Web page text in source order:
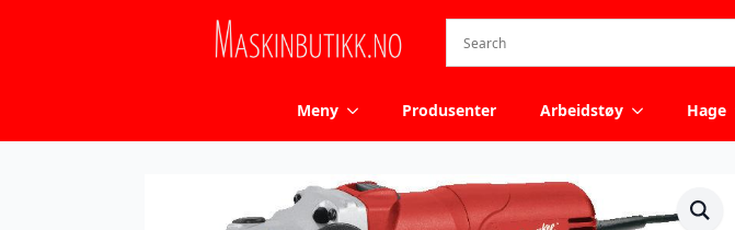
Meny Produsenter Arbeidstøy Hage